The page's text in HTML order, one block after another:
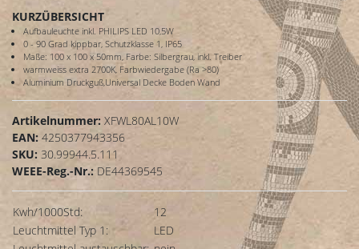
KURZÜBERSICHT
Aufbauleuchte inkl. PHILIPS LED 10,5W
0 - 90 Grad kippbar, Schutzklasse 1, IP65
Maße: 100 x 100 x 50mm, Farbe: Silbergrau, inkl. Treiber
warmweiss extra 2700K, Farbwiedergabe (Ra >80)
Aluminium Druckguß,Universal Decke Boden Wand
Artikelnummer: XFWL80AL10W
EAN: 4250377943356
SKU: 30.99944.5.111
WEEE-Reg.-Nr.: DE44369545
Kwh/1000Std:
12
Leuchtmittel Typ 1:
LED